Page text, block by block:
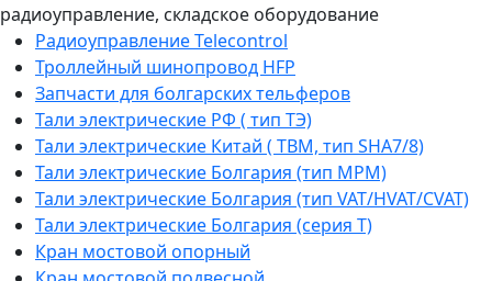
радиоуправление, складское оборудование
Радиоуправление Telecontrol
Троллейный шинопровод HFP
Запчасти для болгарских тельферов
Тали электрические РФ ( тип ТЭ)
Тали электрические Китай ( TBM, тип SHA7/8)
Тали электрические Болгария (тип МРМ)
Тали электрические Болгария (тип VAT/HVAT/CVAT)
Тали электрические Болгария (серия Т)
Кран мостовой опорный